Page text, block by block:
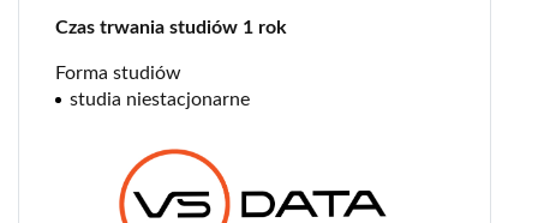
Czas trwania studiów 1 rok
Forma studiów
studia niestacjonarne